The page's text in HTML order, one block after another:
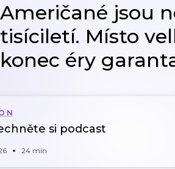
Američané jsou
tisíciletí. Místo
konec éry
N
si podcast
24 min